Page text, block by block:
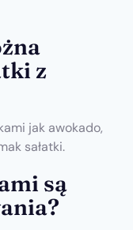
z
jak awokado,
sałatki.
są